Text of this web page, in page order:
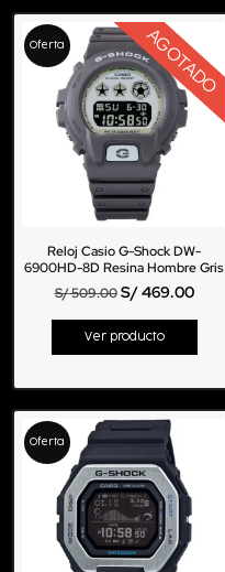
Oferta AGOTADO
Reloj Casio G-Shock DW-
6900HD-8D Resina Hombre Gris
S/509.00 S/469.00
Ver producto
Oferta